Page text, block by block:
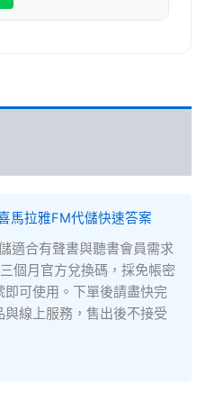
馬拉雅FM代儲快速答案
適合有聲書與聽書會員需求
個月官方兌換碼，採免帳密
即可使用。下單後請盡快完
線上服務，售出後不接受